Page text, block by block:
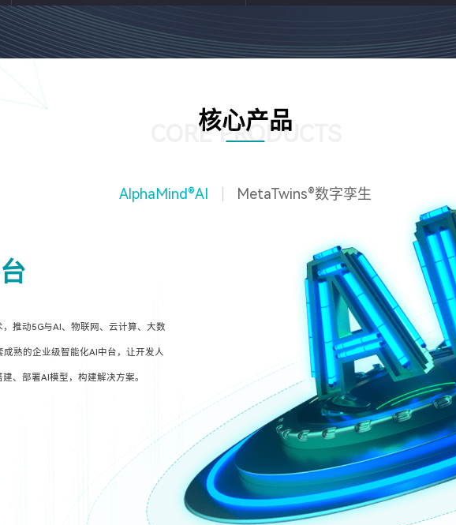
核心产品
CORE PRODUCTS
AlphaMind®AI MetaTwins®数字孪生
推动5G与AI、物联网、云计算、大数
熟的企业级智能化AI中台，让开发人
、部署AI模型，构建解决方案。